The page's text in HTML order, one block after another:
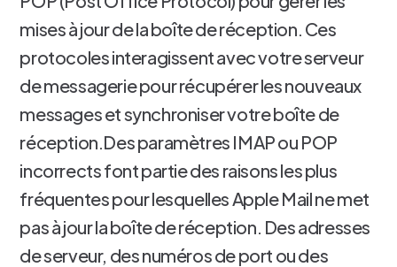
mises à jour de la boîte de réception. Ces
protocoles interagissent avec votre serveur
de messagerie pour récupérer les nouveaux
messages et synchroniser votre boîte de
réception.Des paramètres IMAP ou POP
incorrects font partie des raisons les plus
fréquentes pour lesquelles Apple Mail ne met
pas à jour la boîte de réception. Des adresses
de serveur, des numéros de port ou des